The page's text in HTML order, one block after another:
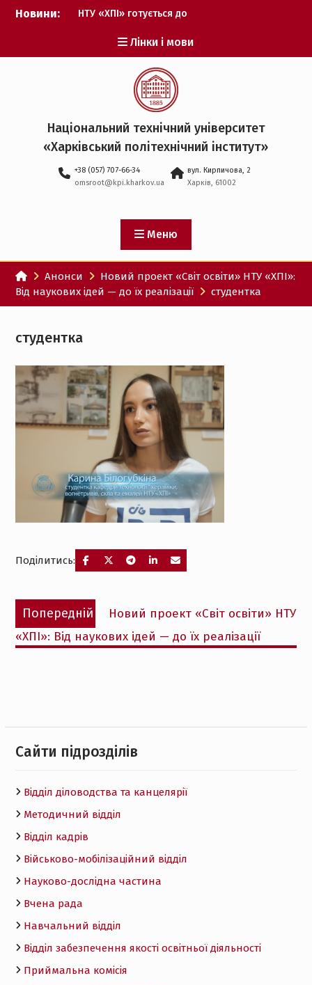
Перейти
Новини:
НТУ «ХПІ» готується до
Музичні таланти ХПІ
запрошуються на
Всеукраїнський
фестиваль «Червона
рута – 2027»
ХПІ уклав угоду про
партнерство з ДержНДІ
технологій кібербезпеки
Головнокомандувачем
Збройних Сил України
участю ХПІ обговорили
перспективи українсько-
іспанського
технологічного
партнерства
Лінки і мови
Національний технічний університет
«Харківський політехнічний iнститут»
+38 (057) 707-66-34
omsroot@kpi.kharkov.ua
вул. Кирпичова, 2
Харків, 61002
Меню
Анонси
Новий проект «Світ освіти» НТУ «ХПІ»:
Від наукових ідей — до їх реалізації
студентка
студентка
Поділитись:
Навігація
записів
Попередній
Попередній
запис:
Новий проект «Світ освіти» НТУ
«ХПІ»: Від наукових ідей — до їх реалізації
Cайти підрозділів
Відділ діловодства та канцелярії
Методичний відділ
Відділ кадрів
Військово-мобілізаційний відділ
Науково-дослідна частина
Вчена рада
Навчальний відділ
Відділ забезпечення якості освітньої діяльності
Приймальна комісія